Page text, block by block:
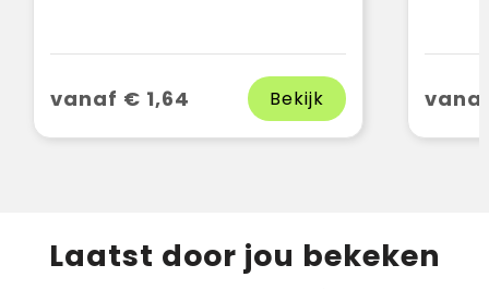
vanaf € 1,64 Bekijk
Laatst door jou bekeken